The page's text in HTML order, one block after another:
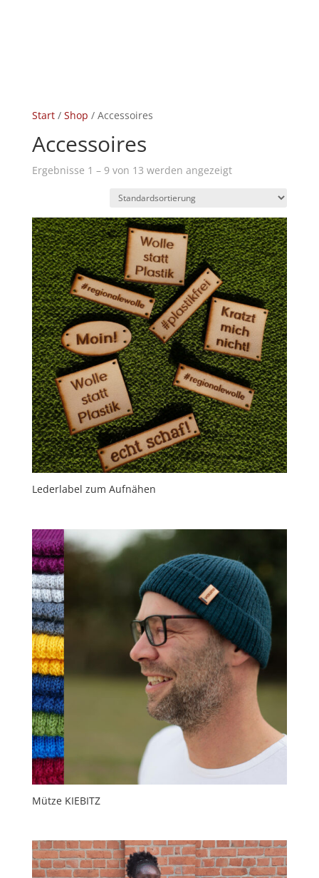
Start/ Shop / Accessoires
Accessoires
Ergebnisse 1 – 9 von 13 werden angezeigt
Lederlabel zum Aufnähen
Mütze KIEBITZ